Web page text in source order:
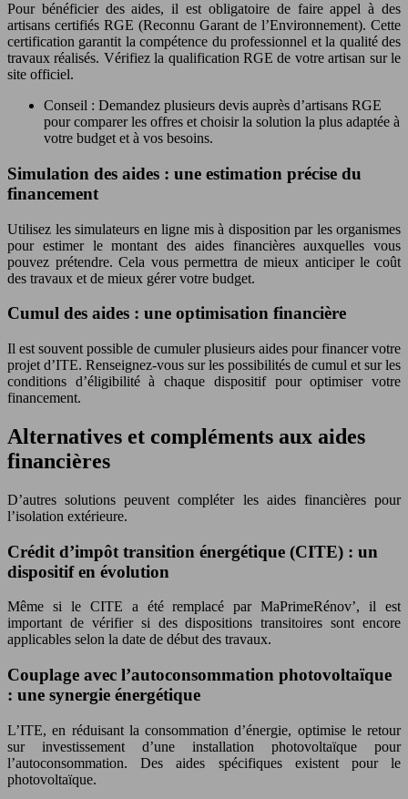
Pour bénéficier des aides, il est obligatoire de faire appel à des
artisans certifiés RGE (Reconnu Garant de l’Environnement). Cette
certification garantit la compétence du professionnel et la qualité des
travaux réalisés. Vérifiez la qualification RGE de votre artisan sur le
site officiel.
Conseil : Demandez plusieurs devis auprès d’artisans RGE
pour comparer les offres et choisir la solution la plus adaptée à
votre budget et à vos besoins.
Simulation des aides : une estimation précise du
financement
Utilisez les simulateurs en ligne mis à disposition par les organismes
pour estimer le montant des aides financières auxquelles vous
pouvez prétendre. Cela vous permettra de mieux anticiper le coût
des travaux et de mieux gérer votre budget.
Cumul des aides : une optimisation financière
Il est souvent possible de cumuler plusieurs aides pour financer votre
projet d’ITE. Renseignez-vous sur les possibilités de cumul et sur les
conditions d’éligibilité à chaque dispositif pour optimiser votre
financement.
Alternatives et compléments aux aides
financières
D’autres solutions peuvent compléter les aides financières pour
l’isolation extérieure.
Crédit d’impôt transition énergétique (CITE) : un
dispositif en évolution
Même si le CITE a été remplacé par MaPrimeRénov’, il est
important de vérifier si des dispositions transitoires sont encore
applicables selon la date de début des travaux.
Couplage avec l’autoconsommation photovoltaïque
: une synergie énergétique
L’ITE, en réduisant la consommation d’énergie, optimise le retour
sur investissement d’une installation photovoltaïque pour
l’autoconsommation. Des aides spécifiques existent pour le
photovoltaïque.